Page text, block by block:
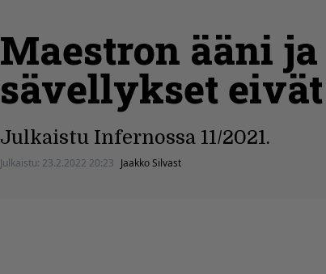
Maestron ääni
sävellykset
Julkaistu Infernossa 11/2021.
Julkaistu: 23.2.2022 20:23 Jaakko Silvast